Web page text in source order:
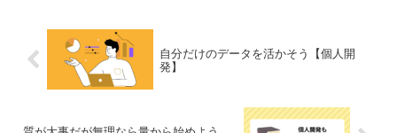
自分だけのデータを活かそう【個人開
発】